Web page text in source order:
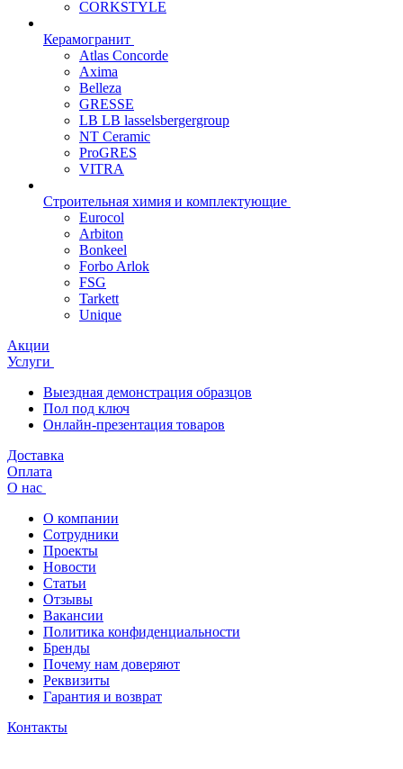
CORKSTYLE
Керамогранит
Atlas Concorde
Axima
Belleza
GRESSE
LB LB lasselsbergergroup
NT Ceramic
ProGRES
VITRA
Строительная химия и комплектующие
Eurocol
Arbiton
Bonkeel
Forbo Arlok
FSG
Tarkett
Unique
Акции
Услуги
Выездная демонстрация образцов
Пол под ключ
Онлайн-презентация товаров
Доставка
Оплата
О нас
О компании
Сотрудники
Проекты
Новости
Статьи
Отзывы
Вакансии
Политика конфиденциальности
Бренды
Почему нам доверяют
Реквизиты
Гарантия и возврат
Контакты